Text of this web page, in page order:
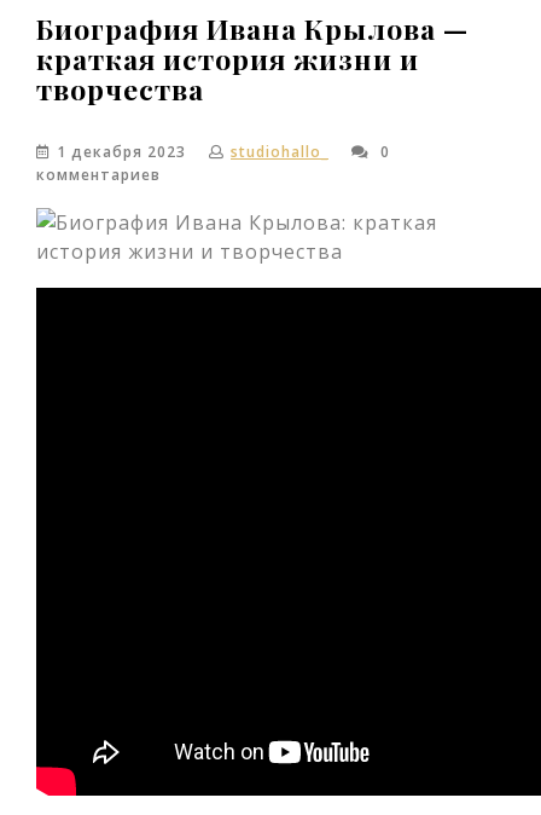
Биография Ивана Крылова —
краткая история жизни и
творчества
1 декабря 2023 studiohallo_
0
комментариев